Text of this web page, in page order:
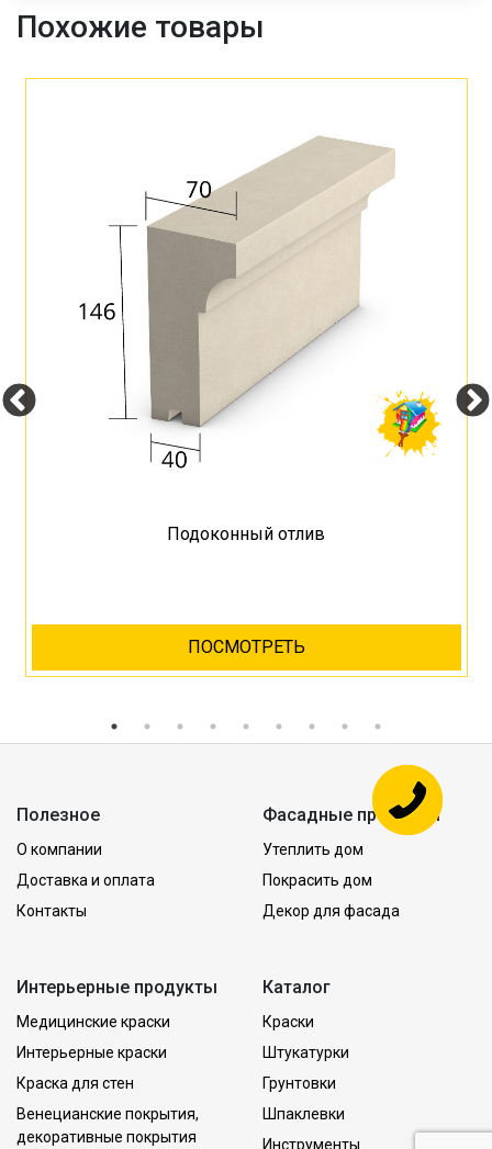
Похожие товары
Подоконный отлив
ПОСМОТРЕТЬ
Полезное
О компании
Доставка и оплата
Контакты
Фасадные продукты
Утеплить дом
Покрасить дом
Декор для фасада
Интерьерные продукты
Медицинские краски
Интерьерные краски
Краска для стен
Венецианские покрытия,
декоративные покрытия
Каталог
Краски
Штукатурки
Грунтовки
Шпаклевки
Инструменты